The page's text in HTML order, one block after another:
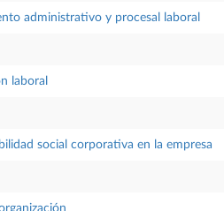
administrativo y procesal laboral
laboral
social corporativa en la empresa